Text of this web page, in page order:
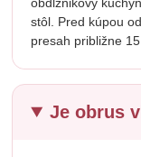
stôl. Pred kúpou
presah približne
Je obrus